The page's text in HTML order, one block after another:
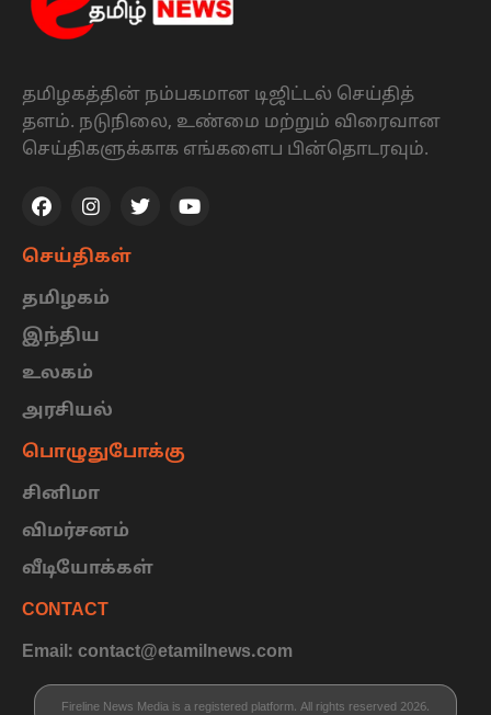
தமிழகத்தின் நம்பகமான டிஜிட்டல் செய்தித்
தளம். நடுநிலை, உண்மை மற்றும் விரைவான
செய்திகளுக்காக எங்களைப பின்தொடரவும்.
செய்திகள்
தமிழகம்
இந்திய
உலகம்
அரசியல்
பொழுதுபோக்கு
சினிமா
விமர்சனம்
வீடியோக்கள்
CONTACT
Email: contact@etamilnews.com
Fireline News Media is a registered platform. All rights reserved 2026.